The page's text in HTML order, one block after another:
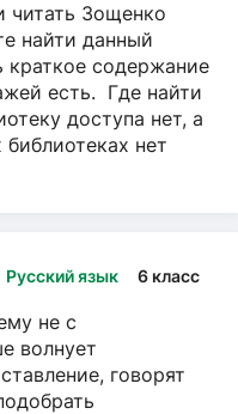
читать Зощенко
найти данный
краткое содержание
есть. Где найти
доступа нет, а
нет
Русский язык 6 класс
не с
волнует
говорят